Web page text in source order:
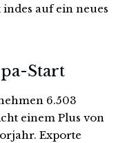
auf ein neues
Start
6.503
einem Plus von
Exporte